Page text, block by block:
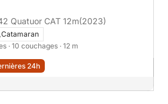
42 Quatuor CAT 12m(2023)
Catamaran
· 10 couchages · 12 m
24h